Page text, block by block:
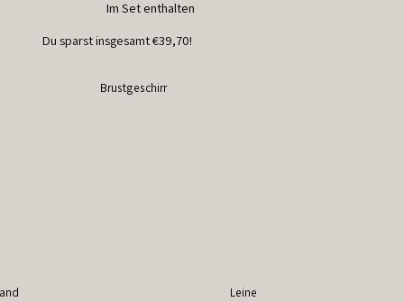
Brustgeschirr
Im Set enthalten
Du sparst insgesamt €39,70!
Leine